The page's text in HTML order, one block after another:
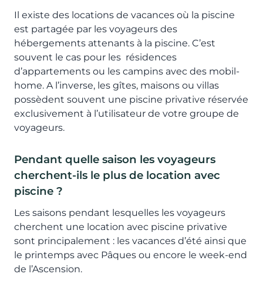
Il existe des locations de vacances où la piscine
est partagée par les voyageurs des
hébergements attenants à la piscine. C’est
souvent le cas pour les résidences
d’appartements ou les campins avec des mobil-
home. A l’inverse, les gîtes, maisons ou villas
possèdent souvent une piscine privative réservée
exclusivement à l’utilisateur de votre groupe de
voyageurs.
Pendant quelle saison les voyageurs
cherchent-ils le plus de location avec
piscine ?
Les saisons pendant lesquelles les voyageurs
cherchent une location avec piscine privative
sont principalement : les vacances d’été ainsi que
le printemps avec Pâques ou encore le week-end
de l’Ascension.